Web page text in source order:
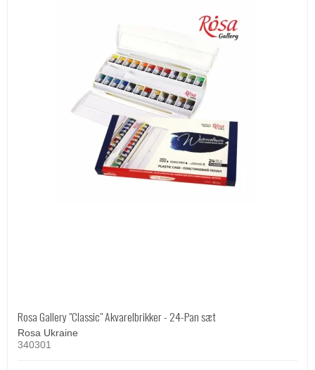
Rosa Gallery "Classic" Akvarelbrikker - 24-Pan sæt
Rosa Ukraine
340301